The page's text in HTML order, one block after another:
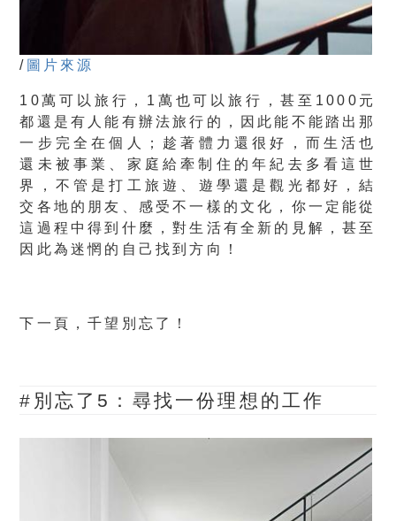
/ 圖片來源
10萬可以旅行，1萬也可以旅行，甚至1000元
都還是有人能有辦法旅行的，因此能不能踏出那
一步完全在個人
；
趁著體力還很好，而生活也
還未被事業、家庭給牽制住的年紀去多看這世
界
，不管是打工旅遊、遊學還是觀光都好，結
交各地的朋友、感受不一樣的文化， 你一定能從
這過程中得到什麼，對生活有全新的見解，甚至
因此為迷惘的自己找到方向！
下一頁，千望別忘了！
#別忘了5： 尋找一份理想的工作